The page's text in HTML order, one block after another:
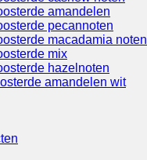
amandelen
pecannoten
macadamia noten
mix
hazelnoten
amandelen wit